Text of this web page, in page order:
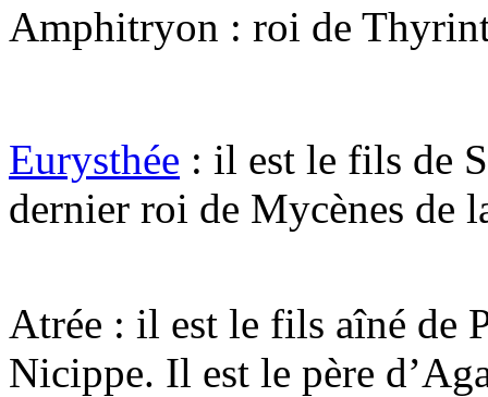
Amphitryon : roi de
Eurysthée : il est le fils de
dernier roi de Mycènes de
Atrée : il est le fils aîné de
Nicippe. Il est le père